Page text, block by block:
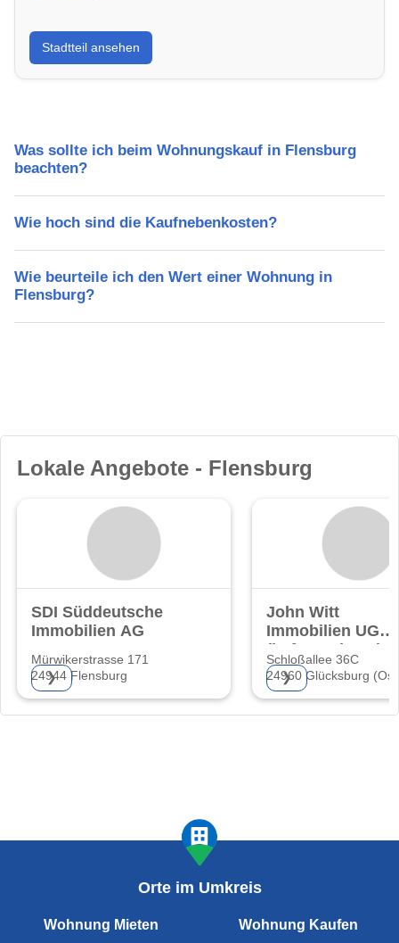
Erfahre mehr über deinen Stadtteil in Flensburg:
Lebensqualität, Verkehrsanbindung, Schulen,
Freizeitmöglichkeiten und Mietpreise.
Stadtteil ansehen
Was sollte ich beim Wohnungskauf in Flensburg
beachten?
Wie hoch sind die Kaufnebenkosten?
Wie beurteile ich den Wert einer Wohnung in
Flensburg?
Lokale Angebote - Flensburg
SDI Süddeutsche
Immobilien AG
Mürwikerstrasse 171
24944 Flensburg
❯
John Witt
Immobilien UG
Schloßallee 36C
24960 Glücksburg
❯
Orte im Umkreis
Wohnung Mieten Wohnung Kaufen